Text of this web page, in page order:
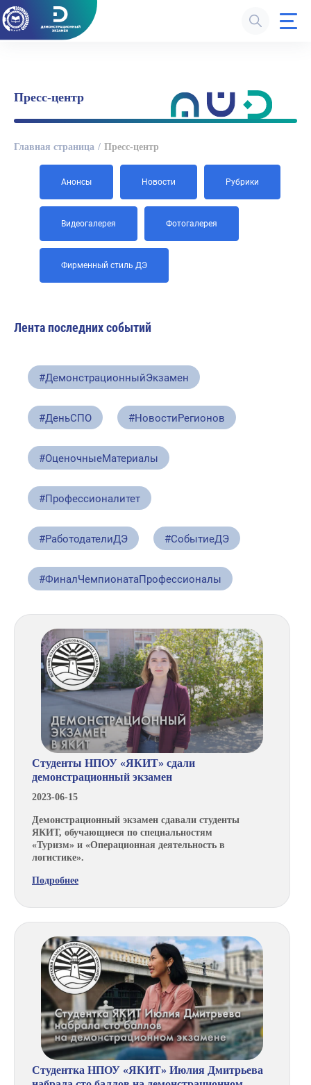
Пресс-центр
Главная страница Пресс-центр
Анонсы Новости Рубрики
Видеогалерея Фотогалерея
Фирменный стиль ДЭ
Лента последних событий
#ДемонстрационныйЭкзамен
#ДеньСПО #НовостиРегионов
#ОценочныеМатериалы
#Профессионалитет
#РаботодателиДЭ #СобытиеДЭ
#ФиналЧемпионатаПрофессионалы
Студенты НПОУ «ЯКИТ» сдали
демонстрационный экзамен
2023-06-15
Демонстрационный экзамен сдавали студенты
ЯКИТ, обучающиеся по специальностям
«Туризм» и «Операционная деятельность в
логистике».
Подробнее
Студентка НПОУ «ЯКИТ» Июлия Дмитрьева